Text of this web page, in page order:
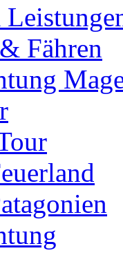
Fähren